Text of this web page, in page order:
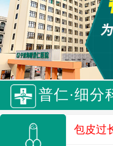
普仁·细分
包皮过